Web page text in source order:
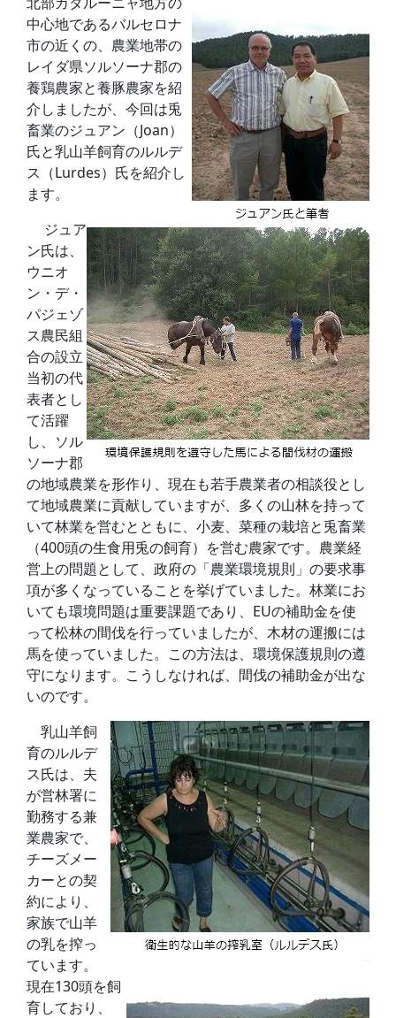
中心地であるバルセロナ
市の近くの、農業地帯の
レイダ県ソルソーナ郡の
養鶏農家と養豚農家を紹
介しましたが、今回は兎
畜業のジュアン（Joan）
氏と乳山羊飼育のルルデ
ス（Lurdes）氏を紹介し
ます。
ジュア
ン氏は、
ウニオ
ン・デ・
パジェゾ
ス農民組
合の設立
当初の代
表者とし
て活躍
し、ソル
ソーナ郡
の地域農業を形作り、現在も若手農業者の相談役とし
て地域農業に貢献していますが、多くの山林を持って
いて林業を営むとともに、小麦、菜種の栽培と兎畜業
（400頭の生食用兎の飼育）を営む農家です。農業経
営上の問題として、政府の「農業環境規則」の要求事
項が多くなっていることを挙げていました。林業にお
いても環境問題は重要課題であり、EUの補助金を使
って松林の間伐を行っていましたが、木材の運搬には
馬を使っていました。この方法は、環境保護規則の遵
守になります。こうしなければ、間伐の補助金が出な
いのです。
乳山羊飼
育のルルデ
ス氏は、夫
が営林署に
勤務する兼
業農家で、
チーズメー
カーとの契
約により、
家族で山羊
の乳を搾っ
ています。
現在130頭を飼
育しており、